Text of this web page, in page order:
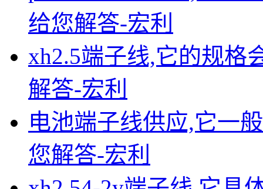
给您解答-宏利
xh2.5端子线,它的规格
解答-宏利
电池端子线供应,它一
您解答-宏利